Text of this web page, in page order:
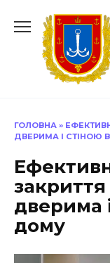
до
ГОЛОВНА »
ДВЕРИМА І СТІНОЮ
дверима
дому